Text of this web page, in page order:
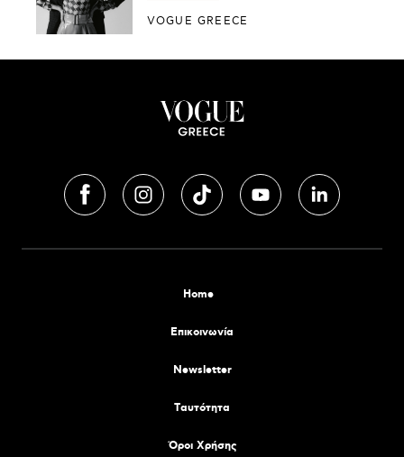
VOGUE GREECE
Home
Επικοινωνία
Newsletter
Tαυτότητα
Όροι Χρήσης